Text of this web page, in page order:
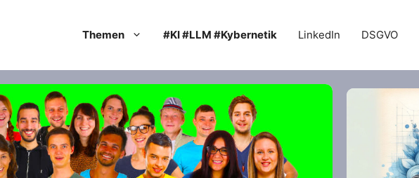
Themen #KI #LLM #Kybernetik LinkedIn DSGVO